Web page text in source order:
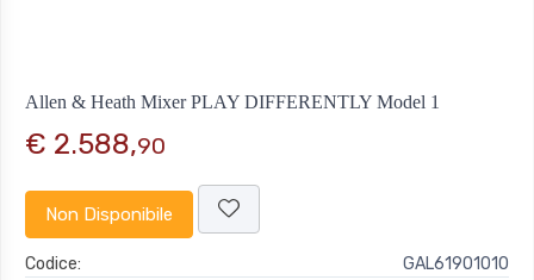
Allen & Heath Mixer PLAY DIFFERENTLY Model 1
€ 2.588,90
Non Disponibile
Codice:
GAL61901010